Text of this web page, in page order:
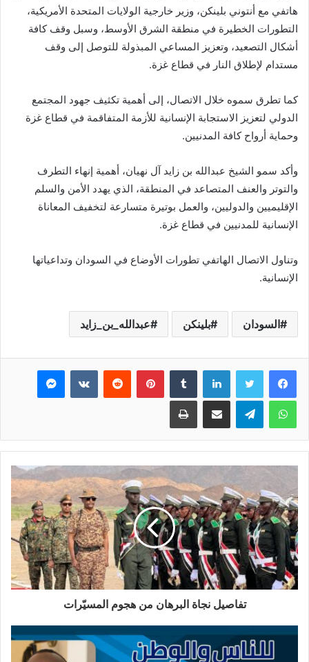
هاتفي مع أنتوني بلينكن، وزير خارجية الولايات المتحدة الأمريكية،
التطورات الخطيرة في منطقة الشرق الأوسط، وسبل وقف كافة
أشكال التصعيد، وتعزيز المساعي المبذولة للتوصل إلى وقف
مستدام لإطلاق النار في قطاع غزة.
كما تطرق سموه خلال الاتصال، إلى أهمية تكثيف جهود المجتمع
الدولي لتعزيز الاستجابة الإنسانية للأزمة المتفاقمة في قطاع غزة
وحماية أرواح كافة المدنيين.
وأكد سمو الشيخ عبدالله بن زايد آل نهيان، أهمية إنهاء التطرف
والتوتر والعنف المتصاعد في المنطقة، الذي يهدد الأمن والسلم
الإقليميين والدوليين، والعمل بوتيرة متسارعة لتخفيف المعاناة
الإنسانية للمدنيين في قطاع غزة.
وتناول الاتصال الهاتفي تطورات الأوضاع في السودان وتداعياتها
الإنسانية.
السودان بلينكن عبدالله_بن_زايد
فيسبوك تويتر لينكدإن بينتيريست ماسنجر
واتساب تيلقرام مشاركة عبر البريد طباعة
تفاصيل نجاة البرهان من هجوم المسيّرات